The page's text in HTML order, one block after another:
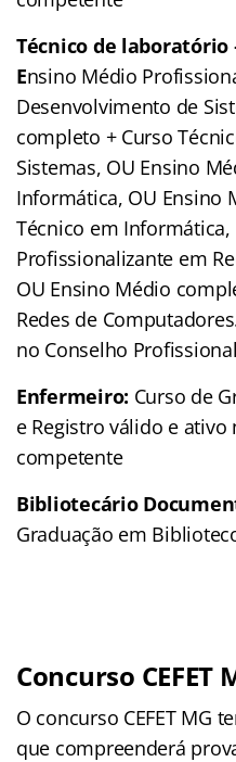
Técnico de laboratório
Ensino Médio
Desenvolvimento de
completo + Curso
Sistemas, OU Ensino
Informática, OU Ensino
Técnico em
Profissionalizante em
OU Ensino Médio
Redes de
no Conselho
Enfermeiro: Curso de
e Registro válido e
competente
Bibliotecário
Graduação em
Concurso CEFET
O concurso CEFET MG
que compreenderá